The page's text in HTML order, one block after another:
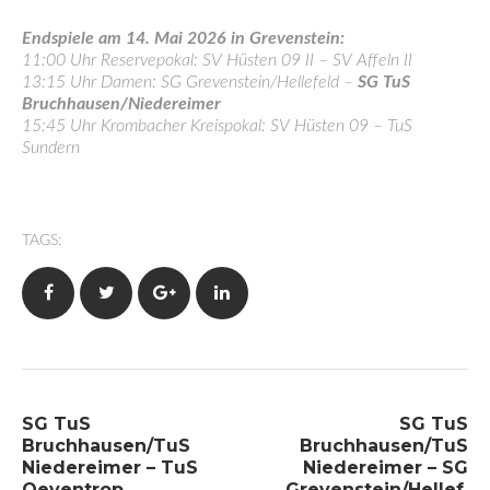
Endspiele am 14. Mai 2026 in Grevenstein:
11:00 Uhr Reservepokal: SV Hüsten 09 II – SV Affeln II
13:15 Uhr Damen: SG Grevenstein/Hellefeld – SG TuS
Bruchhausen/Niedereimer
15:45 Uhr Krombacher Kreispokal: SV Hüsten 09 – TuS
Sundern
TAGS:
FacebookTwitter Google+LinkedIn
SG TuS
Bruchhausen/TuS
Niedereimer – TuS
SG TuS
Bruchhausen/TuS
Niedereimer – SG